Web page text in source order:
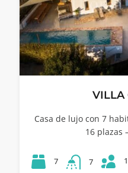
VILLA
Casa de lujo con 7
16 plazas
7 7